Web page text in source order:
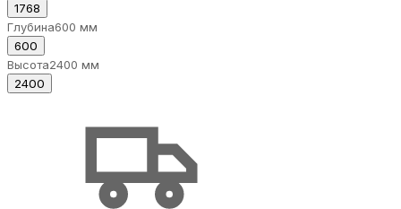
1768
Глубина600 мм
600
Высота2400 мм
2400